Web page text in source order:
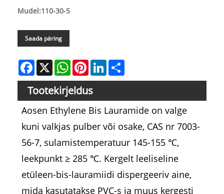
Mudel:110-30-5
Saada päring
Facebook
X WhatsAppPinterestLinkedIn
Tootekirjeldus
Aosen Ethylene Bis Lauramide on valge
kuni valkjas pulber või osake, CAS nr 7003-
56-7, sulamistemperatuur 145-155 ℃,
leekpunkt ≥ 285 ℃. Kergelt leeliseline
etüleen-bis-lauramiidi dispergeeriv aine,
mida kasutatakse PVC-s ja muus kergesti